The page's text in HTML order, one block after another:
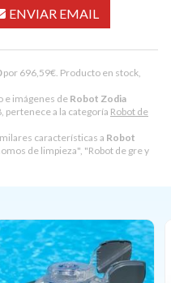
por 696,59€ . Producto en stock,
e imágenes de Robot Zodia
a la categoría Robot de
características a Robot
de limpieza", "Robot de gre y
ENVIAR EMAIL